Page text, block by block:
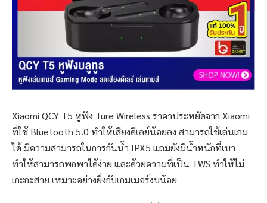
Xiaomi QCY T5 หูฟัง Ture Wireless ราคาประหยัดจาก Xiaomi
ที่ใช้ Bluetooth 5.0 ทำให้เสียงดีเลย์น้อยลง สามารถใช้เล่นเกม
ได้ มีความสามารถในการกันน้ำ IPX5 แถมยังมีน้ำหนักที่เบา
ทำให้สามารถพกพาได้ง่าย และด้วยความที่เป็น TWS ทำให้ไม่
เกะกะสาย เหมาะอย่างยิ่งกับเกมเมอร์งบน้อย